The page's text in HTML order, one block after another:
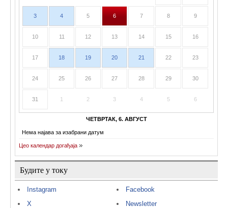
3 4 5 6 7 8 9
10 11 12 13 14 15 16
17 18 19 20 21 22 23
24 25 26 27 28 29 30
31 1 2 3 4 5 6
ЧЕТВРТАК, 6. АВГУСТ
Нема најава за изабрани датум
Цео календар догађаја
Будите у току
Instagram
X
Facebook
Newsletter